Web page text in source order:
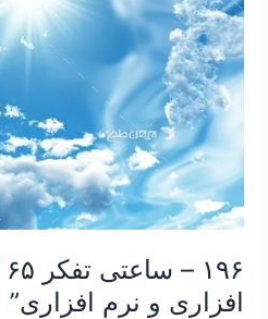
افزاری و نرم افزاری”
و
نرم
افزاری”